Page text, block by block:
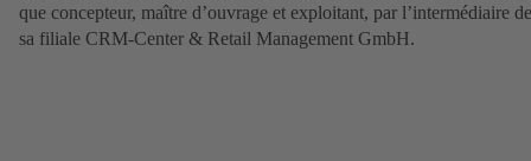
que concepteur, maître d’ouvrage et exploitant, par l’intermédiaire de
sa filiale CRM-Center & Retail Management GmbH.